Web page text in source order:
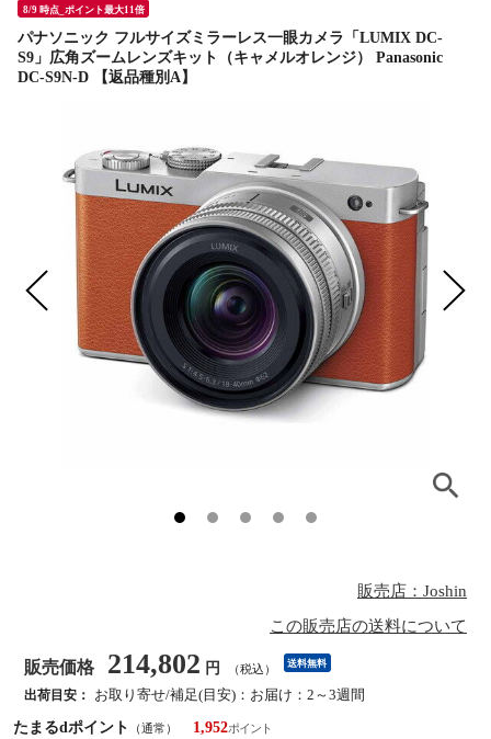
8/9 時点_ポイント最大11倍
パナソニック フルサイズミラーレス一眼カメラ「LUMIX DC-
S9」広角ズームレンズキット（キャメルオレンジ） Panasonic
DC-S9N-D 【返品種別A】
販売店：Joshin
この販売店の送料について
販売価格 214,802 円 （税込） 送料無料
出荷目安：
お取り寄せ/補足(目安)：お届け：2～3週間
たまるdポイント
（通常）
1,952